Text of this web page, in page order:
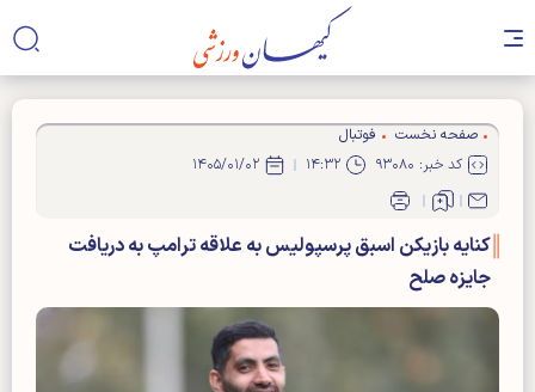
صفحه نخست
فوتبال
کد خبر: ۹۳۰۸۰
۱۴:۳۲ ۱۴۰۵/۰۱/۰۲
کنایه بازیکن اسبق پرسپولیس به علاقه ترامپ به دریافت
جایزه صلح